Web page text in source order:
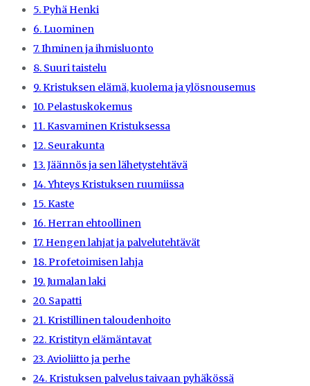
5. Pyhä Henki
6. Luominen
7. Ihminen ja ihmisluonto
8. Suuri taistelu
9. Kristuksen elämä, kuolema ja ylösnousemus
10. Pelastuskokemus
11. Kasvaminen Kristuksessa
12. Seurakunta
13. Jäännös ja sen lähetystehtävä
14. Yhteys Kristuksen ruumiissa
15. Kaste
16. Herran ehtoollinen
17. Hengen lahjat ja palvelutehtävät
18. Profetoimisen lahja
19. Jumalan laki
20. Sapatti
21. Kristillinen taloudenhoito
22. Kristityn elämäntavat
23. Avioliitto ja perhe
24. Kristuksen palvelus taivaan pyhäkössä